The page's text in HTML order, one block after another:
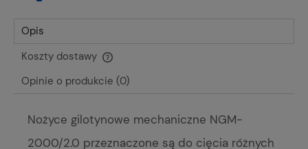
Opis
Koszty dostawy
Cena nie zawiera ewentualnych kosztów płatności
Opinie o produkcie (0)
Nożyce gilotynowe mechaniczne NGM-
2000/2.0 przeznaczone są do cięcia różnych